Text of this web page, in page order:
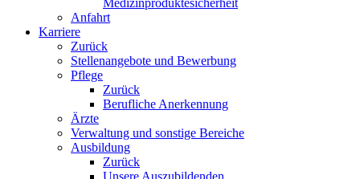
Medizinproduktesicherheit
Anfahrt
Karriere
Zurück
Stellenangebote und Bewerbung
Pflege
Zurück
Berufliche Anerkennung
Ärzte
Verwaltung und sonstige Bereiche
Ausbildung
Zurück
Unsere Auszubildenden